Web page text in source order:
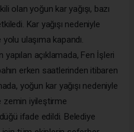
olan yoğun kar yağışı, bazı
Kar yağışı nedeniyle
ulaşıma kapandı.
açıklamada, Fen İşleri
erken saatlerinden itibaren
yoğun kar yağışı nedeniyle
zemin iyileştirme
ifade edildi. Belediye